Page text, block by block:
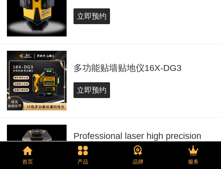
立即预约
多功能贴墙贴地仪16X-DG3
立即预约
Professional laser high precision
linearity leveling instrument 16X-G2
首页 产品 品牌 服务